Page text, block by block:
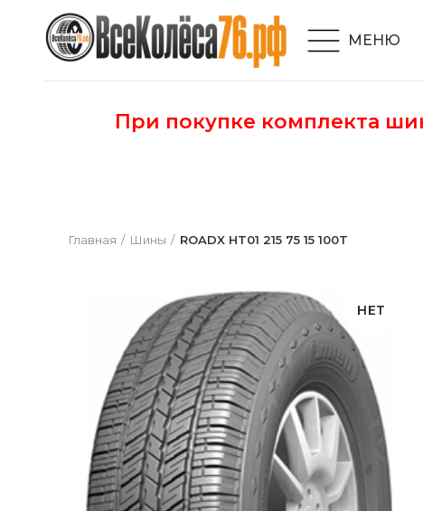
МЕНЮ
При покупке комплекта
Главная Шины ROADX HT01 215 75 15 100T
НЕТ